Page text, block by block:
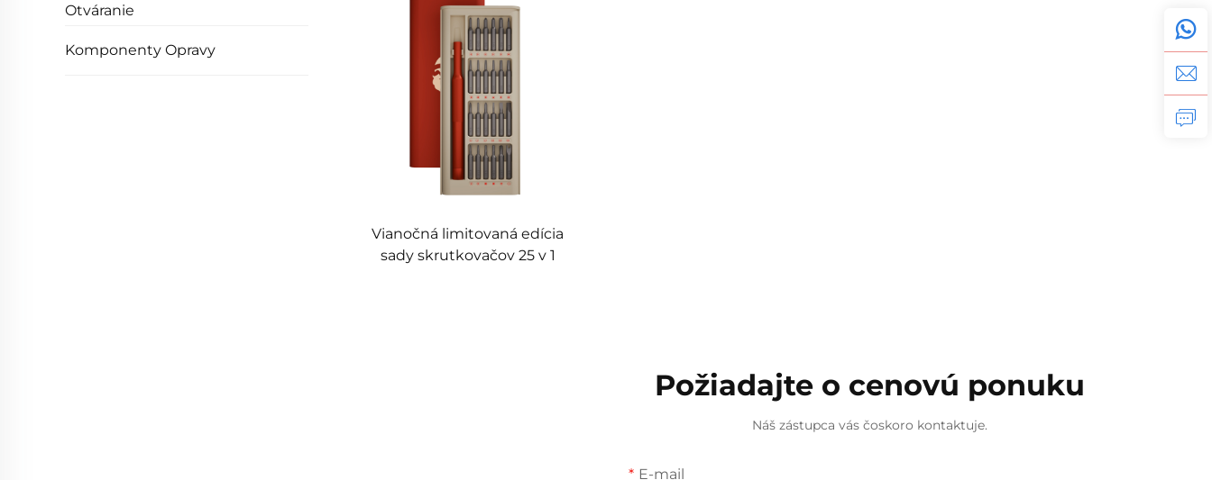
Otváranie
Komponenty Opravy
Vianočná limitovaná edícia
sady skrutkovačov 25 v 1
Požiadajte o cenovú ponuku
Náš zástupca vás čoskoro kontaktuje.
E-mail